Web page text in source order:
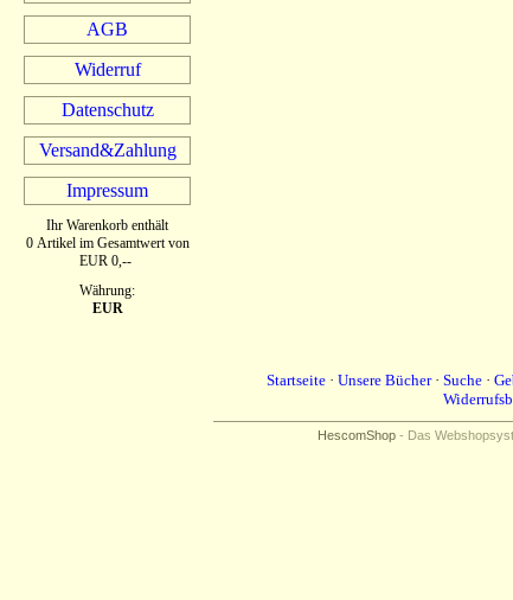
AGB
Widerruf
Datenschutz
Versand&Zahlung
Impressum
Ihr Warenkorb enthält
0 Artikel im Gesamtwert von
EUR 0,--
Währung:
EUR
Startseite · Unsere Bücher· Suche ·
HescomShop - Das